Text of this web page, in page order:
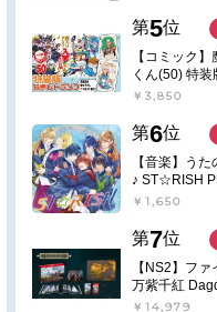
第5位
【コミック
くん(50) 特装
￥3,850
第6位
【音楽】う
♪ ST☆RISH
￥1,650
第7位
【NS2】フ
万紫千紅
￥14,979